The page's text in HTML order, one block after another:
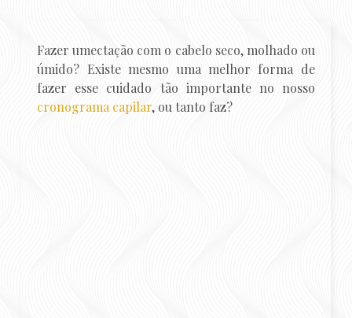
Fazer umectação com o cabelo seco, molhado ou
úmido? Existe mesmo uma melhor forma de
fazer esse cuidado tão importante no nosso
cronograma capilar, ou tanto faz?